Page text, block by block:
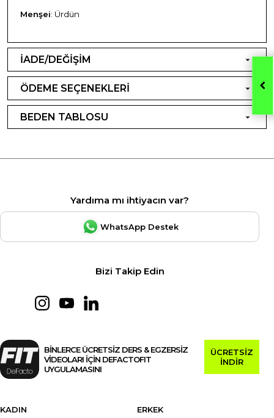
Menşei: Ürdün
İADE/DEĞİŞİM
ÖDEME SEÇENEKLERİ
BEDEN TABLOSU
Yardıma mı ihtiyacın var?
WhatsApp Destek
Bizi Takip Edin
BİNLERCE ÜCRETSİZ DERS & EGZERSİZ
VİDEOLARI İÇİN DEFACTOFIT
UYGULAMASINI
ÜCRETSİZ
İNDİR
KADIN
ERKEK